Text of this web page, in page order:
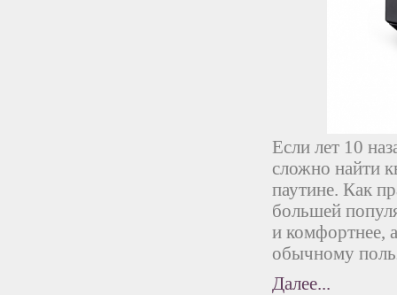
Если лет 10
сложно найти
паутине. Как
большей
и комфортнее,
обычному
Далее...